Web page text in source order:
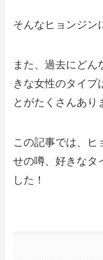
そんなヒョンジン
また、過去にどん
きな女性のタイプ
とがたくさんあり
この記事では、ヒ
せの噂、好きなタ
した！